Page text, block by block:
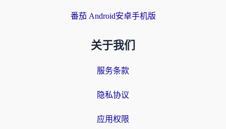
番茄 Android安卓手机版
关于我们
服务条款
隐私协议
应用权限